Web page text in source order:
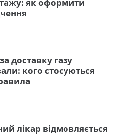
як оформити
доставку газу
кого стосуються
лікар відмовляється